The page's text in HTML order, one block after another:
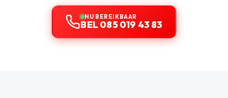
NU BEREIKBAAR
BEL 085 019 43 83